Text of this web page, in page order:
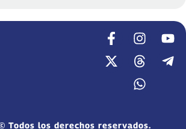
Todos los derechos reservados.